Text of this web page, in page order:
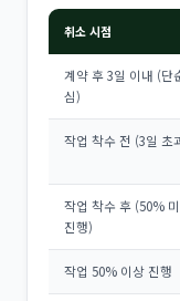
취소 시점
계약 후 3일 이내 (단
심)
작업 착수 전 (3일 초
작업 착수 후 (50%
진행)
작업 50% 이상 진행